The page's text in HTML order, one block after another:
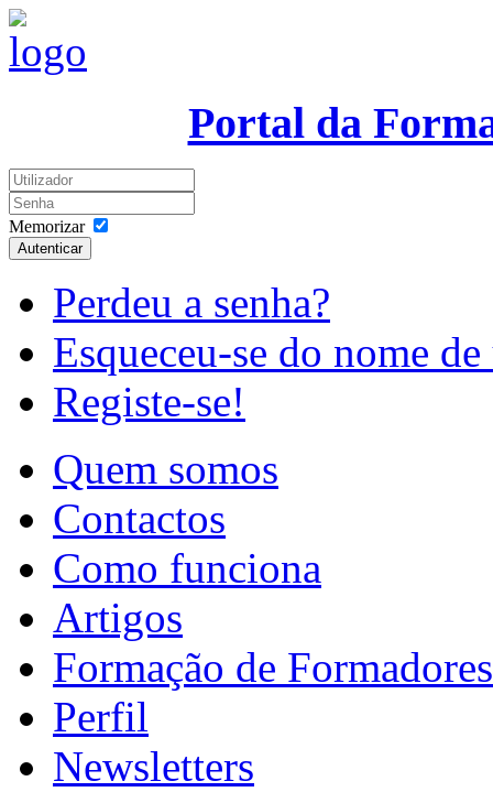
Portal da
Memorizar
Autenticar
Perdeu a senha?
Esqueceu-se do nome
Registe-se!
Quem somos
Contactos
Como funciona
Artigos
Formação de Formadores
Perfil
Newsletters